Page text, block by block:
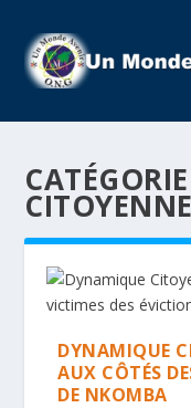
DYNAMIQUE
AUX CÔTÉS
DE NKOMBA